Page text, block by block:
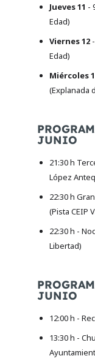
Jueves 11 -
Edad)
Viernes 12
Edad)
Miércoles
(Explanada
JUNIO
21:30 h
López
22:30 h
(Pista CEIP
22:30 h -
Libertad)
JUNIO
12:00 h -
13:30 h -